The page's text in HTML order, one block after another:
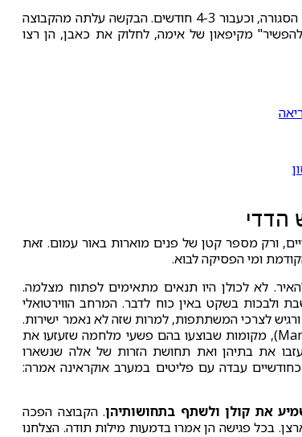
כשערכנו לבסוף היכרות, עשינו זאת פעמיים, בתחילת העבודה של הקבוצה הסגורה, וכעבור 4-3 חודשים. הבקשה עלתה מהקבוצה
מקיפאון של אימה, לחלוק את כאבן, הן רצו
הדדי
שחורות, מסכים כבויים, ורק מספר קטן של פנים מוארות באור עמום. זאת
ומי הפסיקה לבוא.
לא לכולן היו תנאים מתאימים לפתוח מצלמה.
ולבכות בשקט באין כוח לדבר. המרחב הווירטואלי
לצרכי המשתתפות, למרות שזה לא נאמר ישירות.
ביחד חווינו את אירועי בוצ'ה (Boocha), אירפן (Irpen), ומריאופול (Mariupol), מקומות שבוצעו בהם פשעי מלחמה שזעזעו את
את בתיהן ואת תחושת הזרות של אלה שנשארו
עבדה עם פליטים במערב אוקראינה אמרה:
את קולן ולשתף בתחושותיהן. הקבוצה הפכה
בכל פגישה הן אמרו בדמעות מילות תודה. הצלחנו